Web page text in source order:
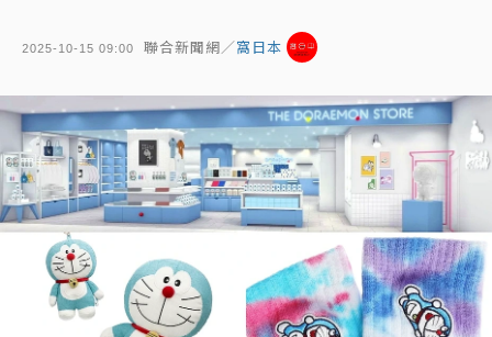
2025-10-15 09:00 聯合新聞網／窩日本